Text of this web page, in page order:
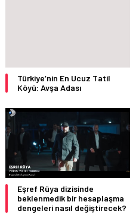
Türkiye’nin En Ucuz Tatil
Köyü: Avşa Adası
Eşref Rüya dizisinde
beklenmedik bir hesaplaşma
dengeleri nasıl değiştirecek?